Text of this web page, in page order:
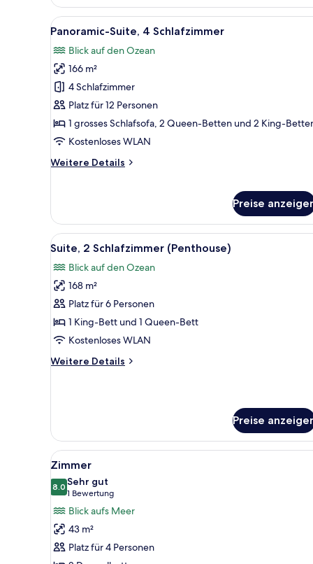
Bett,
barrierefrei,
Meerseite
Alle
Fotos
für
Panoramic-
Suite,
4 Schlafzimmer
anzeigen
Ein Hotelzimmer mit einem
13
Panoramic-Suite, 4 Schlafzimmer
Blick auf den Ozean
166 m²
4 Schlafzimmer
Platz für 12 Personen
1 grosses Schlafsofa, 2 Queen-Betten und 2 King-
Kostenloses WLAN
Weitere Details
Weitere
4 Schlafzimmer
Preise
Alle
Fotos
für
Suite,
2 Schlafzimmer
(Penthouse)
anzeigen
Ein modernes Wohnzimmer
17
Suite, 2 Schlafzimmer (Penthouse)
Blick auf den Ozean
168 m²
Platz für 6 Personen
1 King-Bett und 1 Queen-Bett
Kostenloses WLAN
Weitere Details
Weitere
Preise
Alle
Fotos
für
Zimmer
anzeigen
Ein Hotelzimmer mit zwei
5
Zimmer
8.08.0 von 10
Sehr gut
1 Bewertung
(1
Bewertung)
Blick aufs Meer
43 m²
Platz für 4 Personen